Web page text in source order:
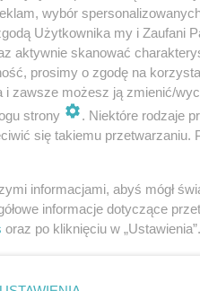
nożnej w Strefie Kibica w
i dopingujmy
21 oraz 25 czerwca,
a zamykane
i miło spędzić czas w
wybór
Użytkownika my i Zaufani
aktywnie skanować
prosimy o zgodę na
i zawsze możesz ją zmienić/
strony
. Niektóre rodzaje
się takiemu przetwarzaniu.
informacjami, abyś mógł
informacje dotyczące
oraz po kliknięciu w „Ustawienia”.